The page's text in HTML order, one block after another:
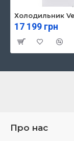
17 199 грн
Про нас